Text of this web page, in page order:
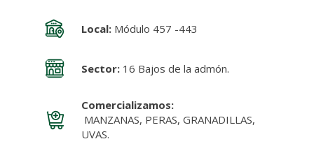
Local:Módulo 457 -443
Sector:16 Bajos de la admón.
Comercializamos:
MANZANAS, PERAS, GRANADILLAS,
UVAS.